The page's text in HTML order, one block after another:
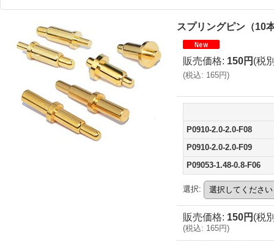
スプリングピン（10
販売価格: 150円 (税
(税込: 165円)
P0910-2.0-2.0-F08
P0910-2.0-2.0-F09
P09053-1.48-0.8-F06
選択:
販売価格: 150円 (税
(税込: 165円)